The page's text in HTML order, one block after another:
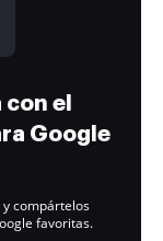
el
Google
compártelos
favoritas.